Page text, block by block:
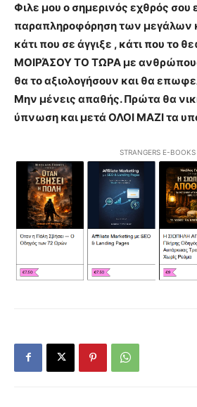
Φιλε μου ο σημερινός εχθρός σου
παραπληροφόρηση των μεγάλων
κάτι που σε άγγιξε , κάτι που το
ΜΟΙΡΆΣΟΥ ΤΟ ΤΩΡΑ με ανθρώπους
θα το αξιολογήσουν και θα
Μην μένεις απαθής. Πρώτα θα
ύπνωση και μετά ΟΛΟΙ ΜΑΖΙ τα
STRANGERS E-BOOKS